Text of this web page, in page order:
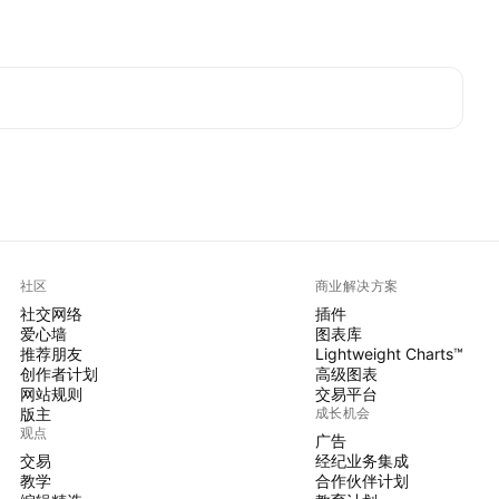
社区
社交网络
爱心墙
推荐朋友
创作者计划
网站规则
版主
观点
交易
教学
商业解决方案
插件
图表库
Lightweight Charts™
高级图表
交易平台
成长机会
广告
经纪业务集成
合作伙伴计划